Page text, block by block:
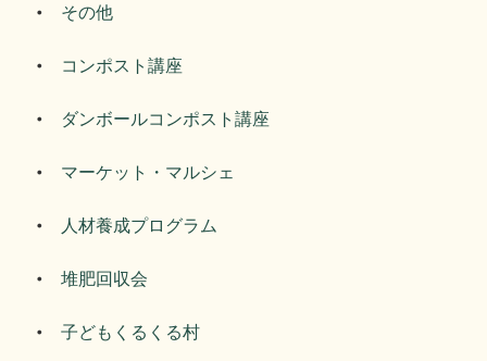
その他
コンポスト講座
ダンボールコンポスト講座
マーケット・マルシェ
人材養成プログラム
堆肥回収会
子どもくるくる村